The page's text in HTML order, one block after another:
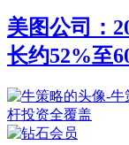
美图公司：
长约52%至